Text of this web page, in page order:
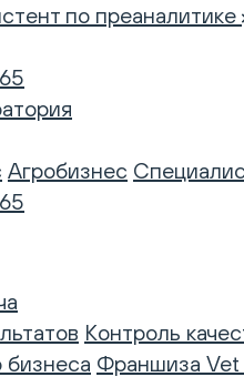
по преаналитике
Агробизнес
Контроль
бизнеса Франшиза Vet